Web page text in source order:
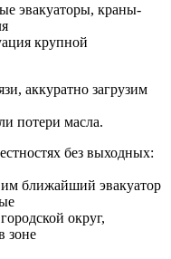
эвакуаторы, краны-
крупной
аккуратно загрузим
потери масла.
без выходных:
ближайший эвакуатор
округ,
зоне